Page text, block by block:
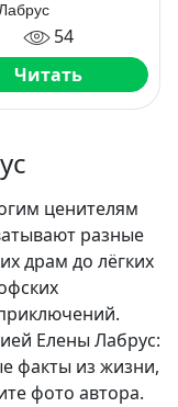
54
Читать
ценителям
разные
драм до лёгких
Елены Лабрус:
факты из жизни,
фото автора.